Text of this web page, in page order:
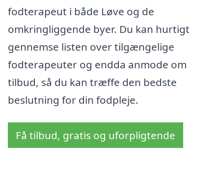
fodterapeut i både Løve og de
omkringliggende byer. Du kan hurtigt
gennemse listen over tilgængelige
fodterapeuter og endda anmode om
tilbud, så du kan træffe den bedste
beslutning for din fodpleje.
Få tilbud, gratis og uforpligtende